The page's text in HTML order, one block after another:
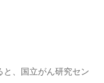
、国立がん研究セン